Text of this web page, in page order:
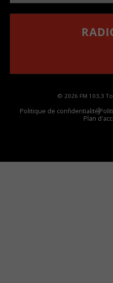
© 2026 FM 103,3
Politique de confidentialité
Plan